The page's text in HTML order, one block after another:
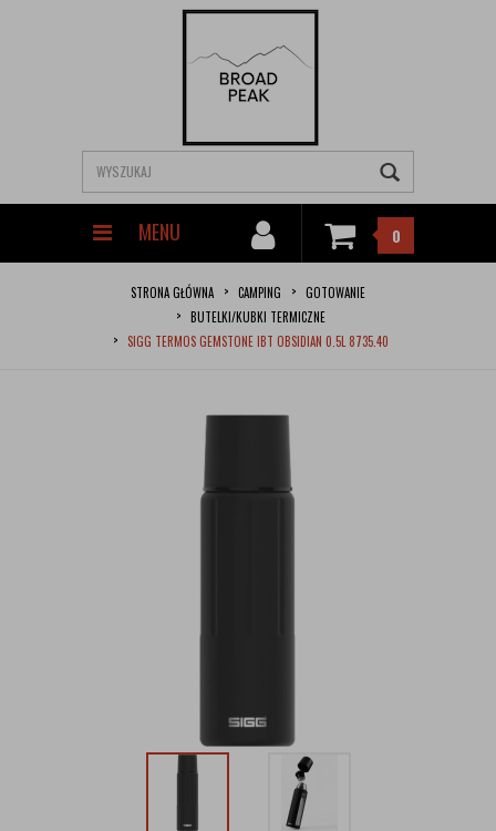
MENU 0
STRONA GŁÓWNA CAMPING
GOTOWANIE
BUTELKI/KUBKI TERMICZNE
SIGG TERMOS GEMSTONE IBT OBSIDIAN 0.5L 8735.40